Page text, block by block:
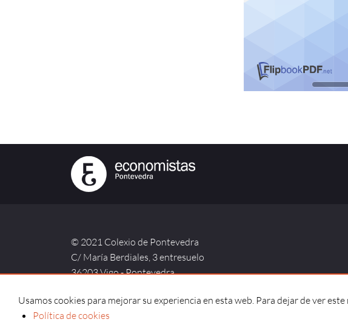
Usamos cookies para mejorar su experiencia en esta web. Para dejar de ver
Política de cookies
© 2021 Colexio de Pontevedra
C/ María Berdiales, 3 entresuelo
36203 Vigo - Pontevedra